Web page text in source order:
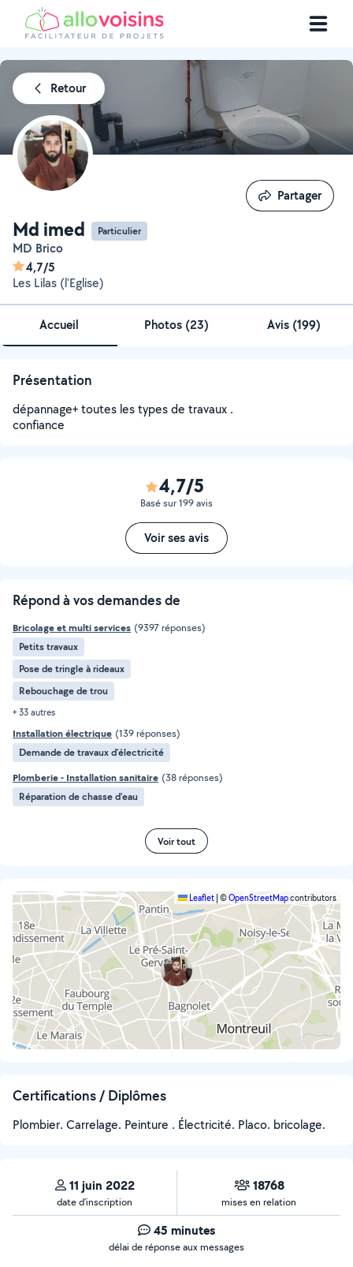
Retour
Md imed Particulier
MD Brico
4,7/5
Les Lilas (l'Eglise)
Partager
Partager
Accueil Photos (23) Avis (199)
Présentation
dépannage+ toutes les types de travaux .
confiance
4,7/5
Basé sur 199 avis
Voir ses avis
Répond à vos demandes de
Bricolage et multi services (9397 réponses)
Petits travaux
Pose de tringle à rideaux
Rebouchage de trou
+ 33 autres
Installation électrique (139 réponses)
Demande de travaux d’électricité
Plomberie - Installation sanitaire (38 réponses)
Réparation de chasse d'eau
Voir tout
Leaflet ©OpenStreetMapcontributors
Certifications / Diplômes
Plombier. Carrelage. Peinture . Électricité. Placo. bricolage.
11 juin 2022
date d’inscription
18768
mises en relation
45 minutes
délai de réponse aux messages